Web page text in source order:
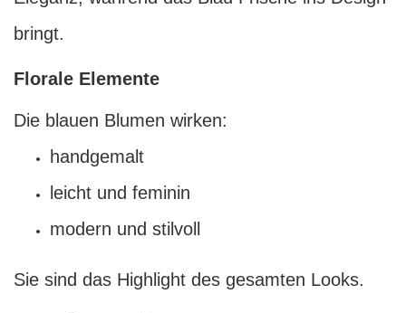
bringt.
Florale Elemente
Die blauen Blumen wirken:
handgemalt
leicht und feminin
modern und stilvoll
Sie sind das Highlight des gesamten Looks.